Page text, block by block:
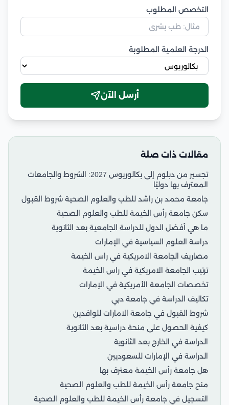
التخصص المطلوب
الدرجة العلمية المطلوبة
أرسل الآن
مقالات ذات صلة
تجسير من دبلوم إلى بكالوريوس 2027: الشروط والجامعات
المعترف بها دوليًا
جامعة محمد بن راشد للطب والعلوم الصحية شروط القبول
سكن جامعة رأس الخيمة للطب والعلوم الصحية
ما هي أفضل الدول للدراسة الجامعية بعد الثانوية
دراسة العلوم السياسية في الإمارات
مصاريف الجامعة الامريكية في راس الخيمة
ترتيب الجامعة الامريكية في راس الخيمة
تخصصات الجامعة الأمريكية في الإمارات
تكاليف الدراسة في جامعة دبي
شروط القبول في جامعة الامارات للوافدين
كيفية الحصول على منحة دراسية بعد الثانوية
الدراسة في الخارج بعد الثانوية
الدراسة في الإمارات للسعوديين
هل جامعة رأس الخيمة معترف بها
منح جامعة رأس الخيمة للطب والعلوم الصحية
التسجيل في جامعة رأس الخيمة للطب والعلوم الصحية